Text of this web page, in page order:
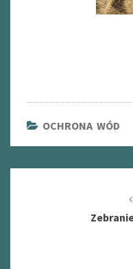
OCHRONA WÓD